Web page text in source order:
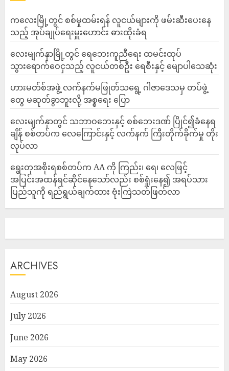
ကလေးမြို့တွင် စစ်မှုထမ်းရန် လူငယ်များကို ဖမ်းဆီးပေးနေ
သည့် အုပ်ချုပ်ရေးမှူးဟောင်း ဓားထိုးခံရ
လေးမျက်နှာမြို့တွင် ရေဘေးကူညီရေး ထမင်းထုပ်
သွားရောက်ဝေငှသည့် လူငယ်တစ်ဦး ရေစီးနှင့် မျောပါသေဆုံး
ဟားမတ်စ်အဖွဲ့ လက်နက်မဖြုတ်သရွေ့ ဂါဇာဒေသမှ တပ်ဖွဲ့
တွေ မဆုတ်ခွာဘူးလို့ အစ္စရေး ပြော
‎လေးမျက်နှာတွင် သဘာဝဘေးနှင့် စစ်ဘေးဒဏ် ပြိုင်၍ခံနေရ
ချိန် စစ်တပ်က လေကြောင်းနှင့် လက်နက် ကြီးတိုက်ခိုက်မှု တိုး
လုပ်လာ
ရွေးတုအစိုးရစစ်တပ်က AA ကို ကြည်း၊ ရေ၊ လေဖြင့်
အပြင်းအထန်ရင်ဆိုင်နေသော်လည်း စစ်ရှုံးနေ၍ အရပ်သား
ပြည်သူကို ရည်ရွယ်ချက်ထား ဗုံးကြဲသတ်ဖြတ်လာ
ARCHIVES
August 2026
July 2026
June 2026
May 2026